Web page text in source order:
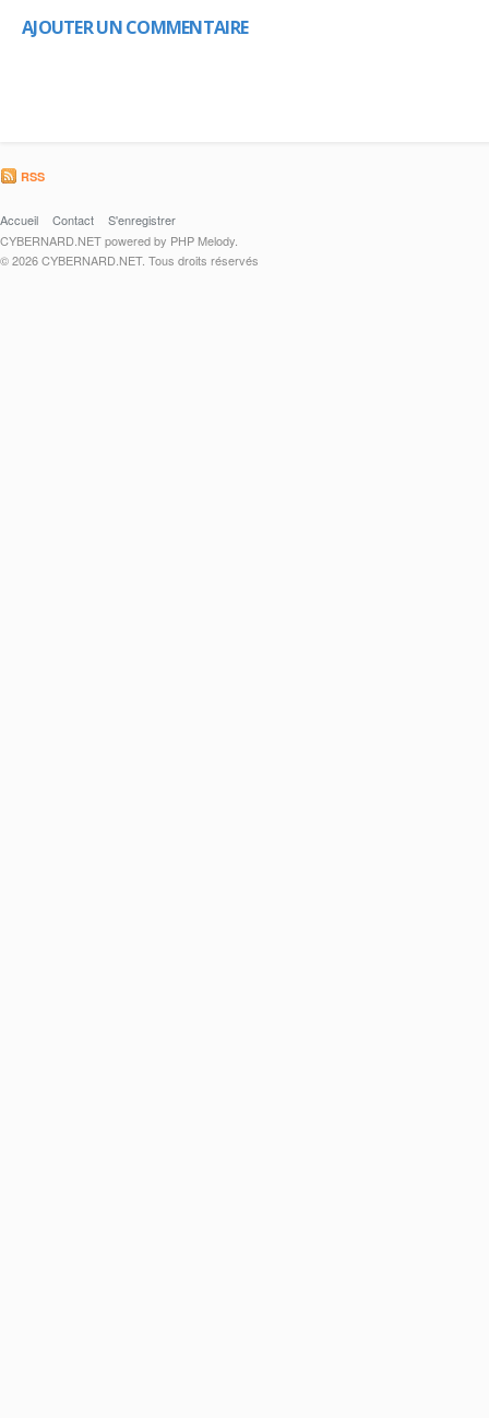
AJOUTER UN COMMENTAIRE
RSS
Accueil Contact
S'enregistrer
CYBERNARD.NET powered by PHP Melody.
© 2026 CYBERNARD.NET. Tous droits réservés